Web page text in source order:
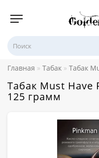
Главная Табак Табак
Табак Must
125 грамм